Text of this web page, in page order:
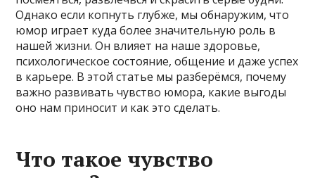
Однако если копнуть глубже, мы обнаружим, что
юмор играет куда более значительную роль в
нашей жизни. Он влияет на наше здоровье,
психологическое состояние, общение и даже успех
в карьере. В этой статье мы разберёмся, почему
важно развивать чувство юмора, какие выгоды
оно нам приносит и как это сделать.
Что такое чувство